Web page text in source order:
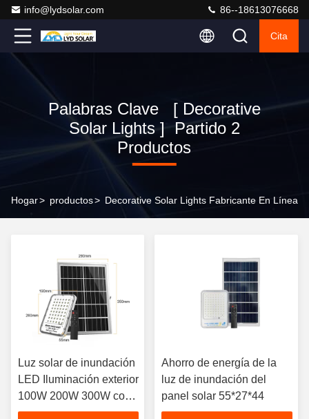
info@lydsolar.com 86--18613076668
Cita
Palabras Clave [ Decorative
Solar Lights ] Partido 2
Productos
Hogar> productos> Decorative Solar Lights Fabricante En Línea
Luz solar de inundación
LED Iluminación exterior
100W 200W 300W con
control remoto
Ahorro de energía de la
luz de inundación del
panel solar 55*27*44